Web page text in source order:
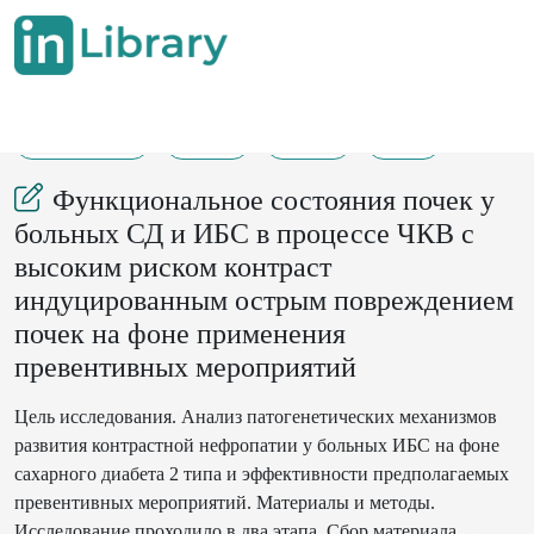
Функциональное состояния почек у
больных СД и ИБС в процессе ЧКВ с
высоким риском контраст
индуцированным острым повреждением
почек на фоне применения
превентивных мероприятий
Цель исследования. Анализ патогенетических механизмов
развития контрастной нефропатии у больных ИБС на фоне
сахарного диабета 2 типа и эффективности предполагаемых
превентивных мероприятий. Материалы и методы.